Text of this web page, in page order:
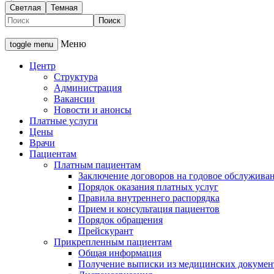
Светлая Темная
toggle menu Меню
Центр
Структура
Администрация
Вакансии
Новости и анонсы
Платные услуги
Цены
Врачи
Пациентам
Платным пациентам
Заключение договоров на годовое
Порядок оказания платных услуг
Правила внутреннего распорядка
Прием и консультация пациентов
Порядок обращения
Прейскурант
Прикрепленным пациентам
Общая информация
Получение выписки из медицинских